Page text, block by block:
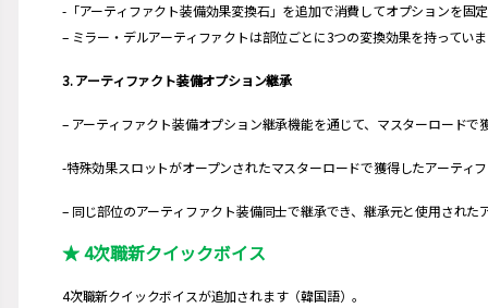
-「アーティファクト装備効果変換石」を追加で消費してオプションを
– ミラー・デルアーティファクトは部位ごとに3つの変換効果を持ってい
3. アーティファクト装備オプション継承
– アーティファクト装備オプション継承機能を通じて、マスターロード
-特殊効果スロットがオープンされたマスターロードで獲得したアーティ
– 同じ部位のアーティファクト装備同士で継承でき、継承元と使用された
★ 4次職新クイックボイス
4次職新クイックボイスが追加されます（韓国語）。